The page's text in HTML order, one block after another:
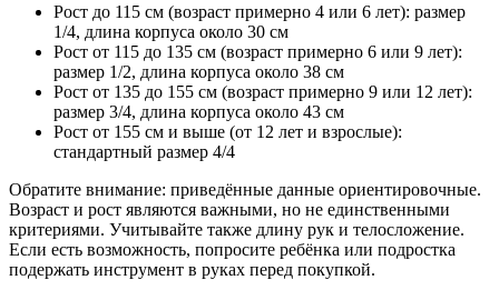
Рост до 115 см (возраст примерно 4 или 6 лет): размер
1/4, длина корпуса около 30 см
Рост от 115 до 135 см (возраст примерно 6 или 9 лет):
размер 1/2, длина корпуса около 38 см
Рост от 135 до 155 см (возраст примерно 9 или 12 лет):
размер 3/4, длина корпуса около 43 см
Рост от 155 см и выше (от 12 лет и взрослые):
стандартный размер 4/4
Обратите внимание: приведённые данные ориентировочные.
Возраст и рост являются важными, но не единственными
критериями. Учитывайте также длину рук и телосложение.
Если есть возможность, попросите ребёнка или подростка
подержать инструмент в руках перед покупкой.